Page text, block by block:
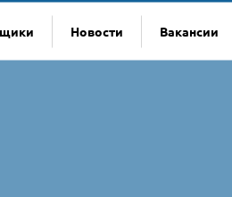
Новости Вакансии